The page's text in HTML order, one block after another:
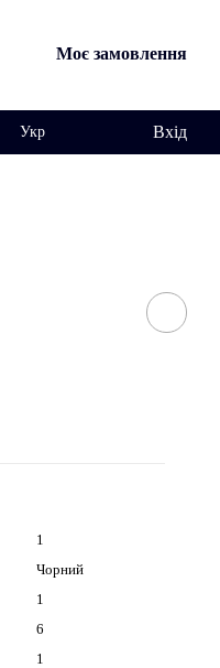
Моє замовлення
Укр Вхід
1
Чорний
1
6
1